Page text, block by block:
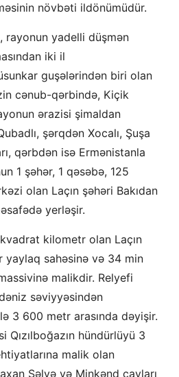
növbəti ildönümüdür.
rayonun yadelli düşmən
iki il
guşələrindən biri olan
cənub-qərbində, Kiçik
ərazisi şimaldan
şərqdən Xocalı, Şuşa
qərbdən isə Ermənistanla
1 şəhər, 1 qəsəbə, 125
olan Laçın şəhəri Bakıdan
yerləşir.
kilometr olan Laçın
yaylaq sahəsinə və 34 min
malikdir. Relyefi
səviyyəsindən
3 600 metr arasında dəyişir.
hündürlüyü 3
malik olan
Şəlvə və Minkənd çayları